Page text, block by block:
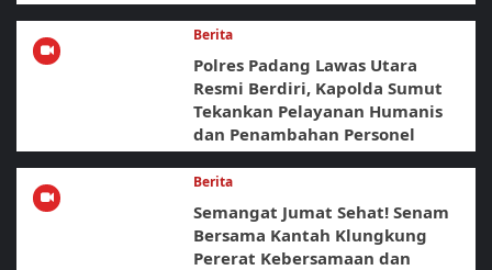
Berita
Polres Padang Lawas Utara
Resmi Berdiri, Kapolda Sumut
Tekankan Pelayanan Humanis
dan Penambahan Personel
Berita
Semangat Jumat Sehat! Senam
Bersama Kantah Klungkung
Pererat Kebersamaan dan